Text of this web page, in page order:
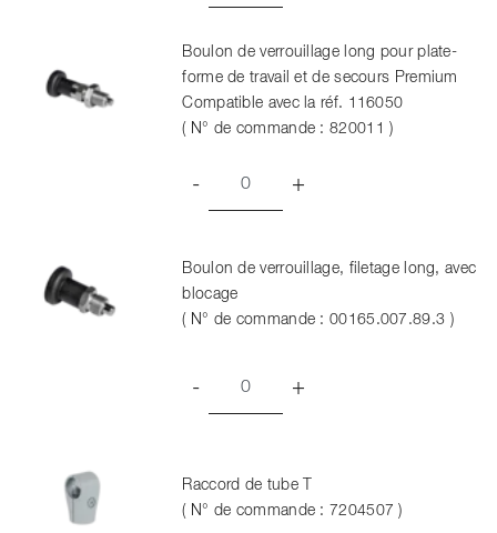
- +
Boulon de verrouillage long pour plate-
forme de travail et de secours Premium
Compatible avec la réf. 116050
( N° de commande : 820011 )
- +
Boulon de verrouillage, filetage long, avec
blocage
( N° de commande : 00165.007.89.3 )
Raccord de tube T
( N° de commande : 7204507 )